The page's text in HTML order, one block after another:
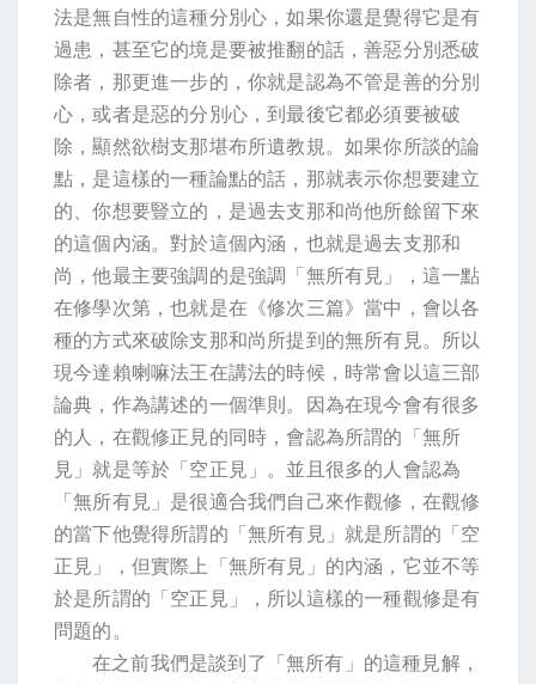
法是無自性的這種分別心，如果你還是覺得它是有
過患，甚至它的境是要被推翻的話，善惡分別悉破
除者，那更進一步的，你就是認為不管是善的分別
心，或者是惡的分別心，到最後它都必須要被破
除，顯然欲樹支那堪布所遺教規。如果你所談的論
點，是這樣的一種論點的話，那就表示你想要建立
的、你想要豎立的，是過去支那和尚他所餘留下來
的這個內涵。對於這個內涵，也就是過去支那和
尚，他最主要強調的是強調「無所有見」，這一點
在修學次第，也就是在《修次三篇》當中，會以各
種的方式來破除支那和尚所提到的無所有見。所以
現今達賴喇嘛法王在講法的時候，時常會以這三部
論典，作為講述的一個準則。因為在現今會有很多
的人，在觀修正見的同時，會認為所謂的「無所
見」就是等於「空正見」。並且很多的人會認為
「無所有見」是很適合我們自己來作觀修，在觀修
的當下他覺得所謂的「無所有見」就是所謂的「空
正見」，但實際上「無所有見」的內涵，它並不等
於是所謂的「空正見」，所以這樣的一種觀修是有
問題的。
在之前我們是談到了「無所有」的這種見解，